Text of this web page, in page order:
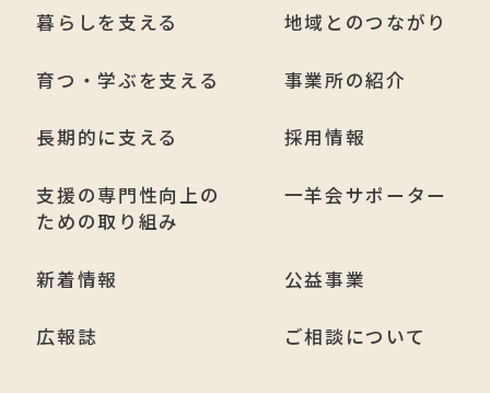
暮らしを支える
育つ・学ぶを支える
長期的に支える
支援の専門性向上の
ための取り組み
新着情報
広報誌
地域とのつながり
事業所の紹介
採用情報
一羊会サポーター
公益事業
ご相談について